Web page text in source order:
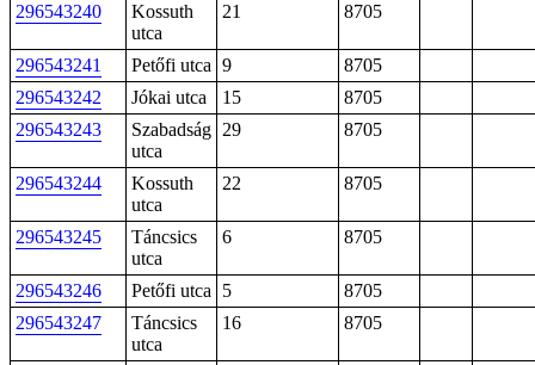
296543240
Kossuth
utca
21 8705
296543241 Petőfi utca 9
8705
296543242
Jókai utca 15
8705
296543243
Szabadság
utca
29 8705
296543244
Kossuth
utca
22 8705
296543245
Táncsics
utca
6 8705
296543246 Petőfi utca 5
8705
296543247
Táncsics
utca
16 8705